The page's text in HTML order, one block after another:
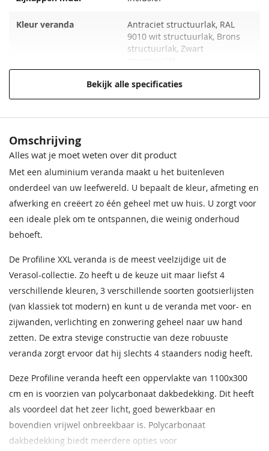
Schroeffundering 100 cm
130,00
140,00
Schroeffundering 160 cm
170,00
Inbouwspotset 10 stuks
445,00
Verlengsnoer t.b.v.
inbouwspotset
3,80
Kleur veranda
Antraciet structuurlak, RAL
9010 wit structuurlak, Brons
structuurlak, Zwart
1100
Dakmateriaal
Zijkappen goot Inclusief
Aantal staanders 4
Montageset Inclusief
Alu-tape + Anti-dust
tape
Inclusief
Boorhouder incl.
boorkop 79 mm
Inclusief
Gootafwerking
Standaard rond, een vlakke of
klassieke gootkap is optioneel
Condensprofielen Inclusief
Bladvanger Inclusief
Kliklijsten Inclusief
Bekijk alle specificaties
Omschrijving
Alles wat je moet weten over dit product
Met een aluminium veranda maakt u het buitenleven
onderdeel van uw leefwereld. U bepaalt de kleur, afmeting en
afwerking en creëert zo één geheel met uw huis. U zorgt voor
een ideale plek om te ontspannen, die weinig onderhoud
behoeft.
De Profiline XXL veranda is de meest veelzijdige uit de
Verasol-collectie. Zo heeft u de keuze uit maar liefst 4
verschillende kleuren, 3 verschillende soorten gootsierlijsten
(van klassiek tot modern) en kunt u de veranda met voor- en
zijwanden, verlichting en zonwering geheel naar uw hand
zetten. De extra stevige constructie van deze robuuste
veranda zorgt ervoor dat hij slechts 4 staanders nodig heeft.
Deze Profiline veranda heeft een oppervlakte van 1100x300
cm en is voorzien van polycarbonaat dakbedekking. Dit heeft
als voordeel dat het zeer licht, goed bewerkbaar en
bovendien vrijwel onbreekbaar is. Polycarbonaat
dakbedekking biedt meerdere opties voor